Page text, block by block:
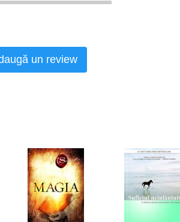
un review